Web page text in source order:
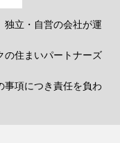
独立・自営の会社が運
の住まいパートナーズ
事項につき責任を負わ